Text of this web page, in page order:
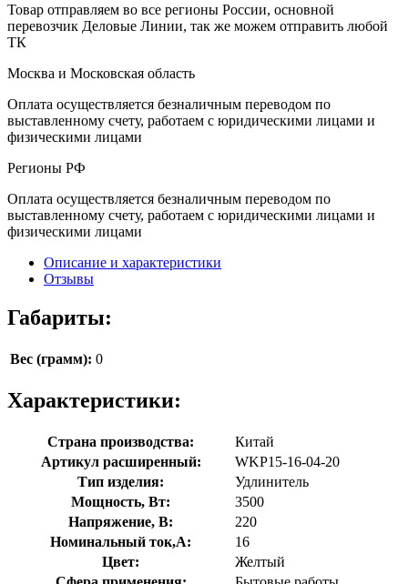
Товар отправляем во все регионы России, основной
перевозчик Деловые Линии, так же можем отправить любой
ТК
Москва и Московская область
Оплата осуществляется безналичным переводом по
выставленному счету, работаем с юридическими лицами и
физическими лицами
Регионы РФ
Оплата осуществляется безналичным переводом по
выставленному счету, работаем с юридическими лицами и
физическими лицами
Описание и характеристики
Отзывы
Габариты:
Вес (грамм): 0
Характеристики:
Страна производства:
Китай
Артикул расширенный:
WKP15-16-04-20
Тип изделия:
Удлинитель
Мощность, Вт:
3500
Напряжение, В:
220
Номинальный ток,А:
16
Цвет:
Желтый